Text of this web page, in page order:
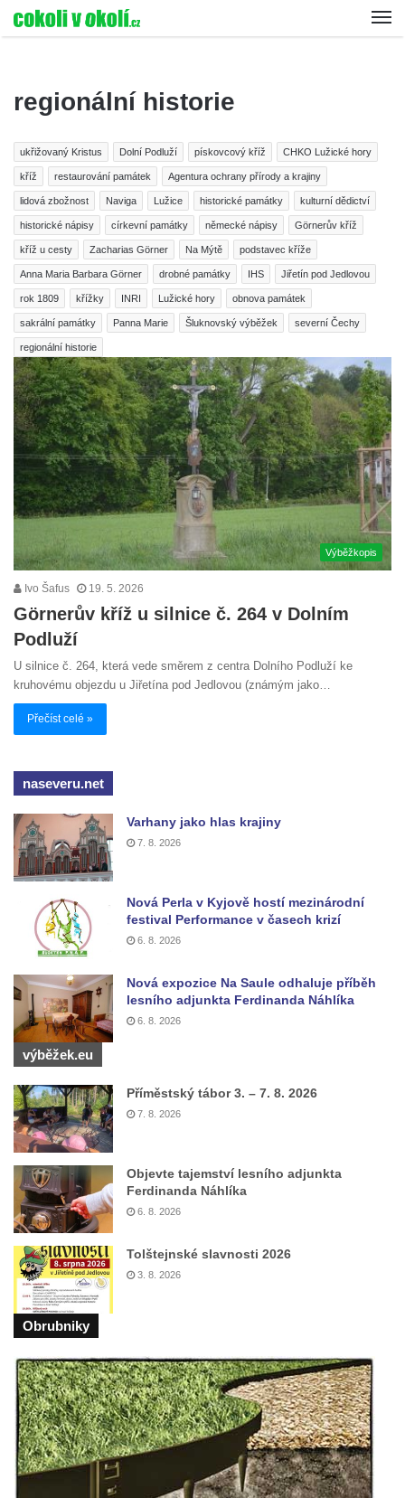
regionální historie
ukřižovaný Kristus Dolní Podluží pískovcový kříž CHKO Lužické hory
kříž restaurování památek Agentura ochrany přírody a krajiny
lidová zbožnost Naviga Lužice historické památky kulturní dědictví
historické nápisy církevní památky německé nápisy Görnerův kříž
kříž u cesty Zacharias Görner Na Mýtě podstavec kříže
Anna Maria Barbara Görner drobné památky IHS Jiřetín pod Jedlovou
rok 1809 křížky INRI Lužické hory obnova památek
sakrální památky Panna Marie Šluknovský výběžek severní Čechy
regionální historie
Výběžkopis
Ivo Šafus 19. 5. 2026
Görnerův kříž u silnice č. 264 v Dolním
Podluží
U silnice č. 264, která vede směrem z centra Dolního Podluží ke
kruhovému objezdu u Jiřetína pod Jedlovou (známým jako…
Přečíst celé »
naseveru.net
Varhany jako hlas krajiny
7. 8. 2026
Nová Perla v Kyjově hostí mezinárodní
festival Performance v časech krizí
6. 8. 2026
Nová expozice Na Saule odhaluje příběh
lesního adjunkta Ferdinanda Náhlíka
6. 8. 2026
výběžek.eu
Příměstský tábor 3. – 7. 8. 2026
7. 8. 2026
Objevte tajemství lesního adjunkta
Ferdinanda Náhlíka
6. 8. 2026
Tolštejnské slavnosti 2026
3. 8. 2026
Obrubniky